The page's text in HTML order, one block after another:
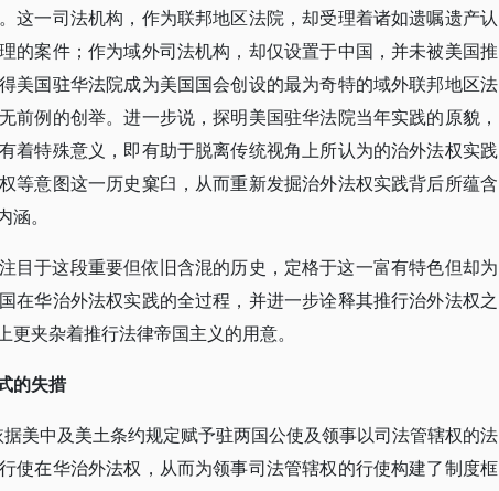
这一司法机构，作为联邦地区法院，却受理着诸如遗嘱遗产认
的案件；作为域外司法机构，却仅设置于中国，并未被美国推
美国驻华法院成为美国国会创设的最为奇特的域外联邦地区法
前例的创举。进一步说，探明美国驻华法院当年实践的原貌，
着特殊意义，即有助于脱离传统视角上所认为的治外法权实践
等意图这一历史窠臼，从而重新发掘治外法权实践背后所蕴含
涵。
目于这段重要但依旧含混的历史，定格于这一富有特色但却为
在华治外法权实践的全过程，并进一步诠释其推行治外法权之
夹杂着推行法律帝国主义的用意。
的失措
美中及美土条约规定赋予驻两国公使及领事以司法管辖权的法
使在华治外法权，从而为领事司法管辖权的行使构建了制度框